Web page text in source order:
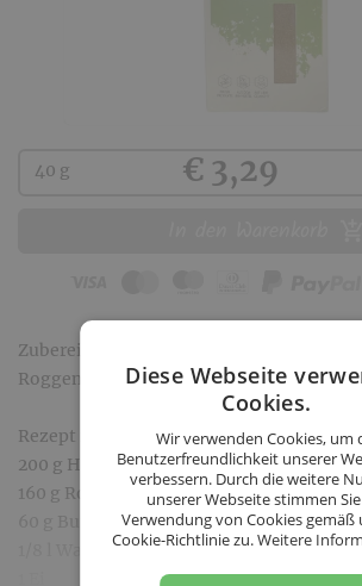
Kaufen
40 g € 3,29
Zubereitung: 2 Teelöffel
Roggenmehl
Rezept für Lebkuchen:
200 g Honig
160 g Rohrzucker
1/8 l Wasser
Diese Webseite
Cookies.
Wir verwenden Cookies, um
Benutzerfreundlichkeit unserer
verbessern. Durch die weitere
unserer Webseite stimmen
Verwendung von Cookies gemäß
Cookie-Richtlinie zu.Weitere